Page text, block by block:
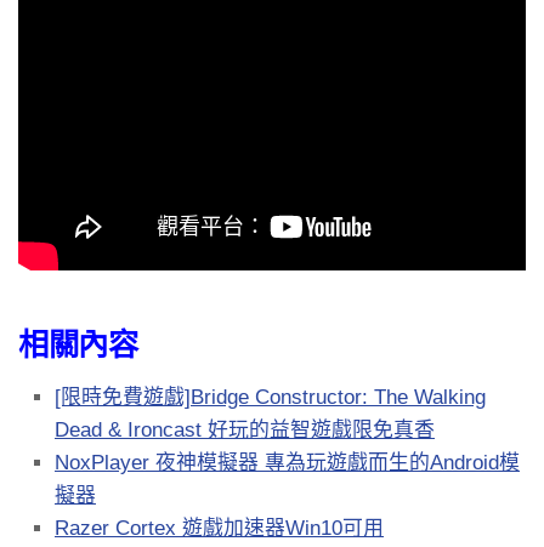
相關內容
[限時免費遊戲]Bridge Constructor: The Walking
Dead & Ironcast 好玩的益智遊戲限免真香
NoxPlayer 夜神模擬器 專為玩遊戲而生的Android模
擬器
Razer Cortex 遊戲加速器Win10可用